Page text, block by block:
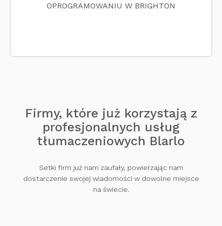
OPROGRAMOWANIU W BRIGHTON
Firmy, które już korzystają z
profesjonalnych usług
tłumaczeniowych Blarlo
Setki firm już nam zaufały, powierzając nam
dostarczenie swojej wiadomości w dowolne miejsce
na świecie.